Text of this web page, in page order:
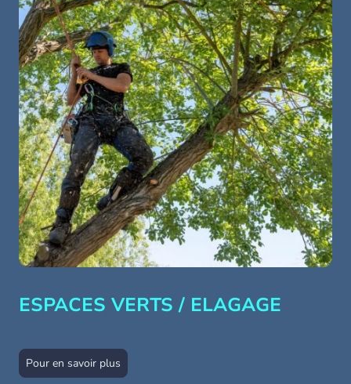
ESPACES VERTS / ELAGAGE
Pour en savoir plus